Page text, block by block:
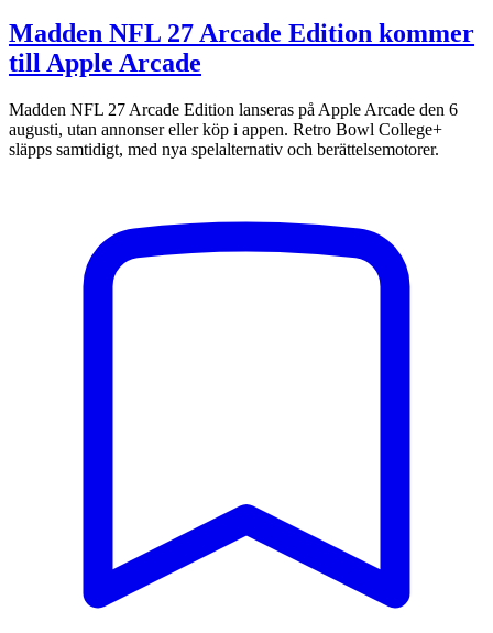
Madden NFL 27 Arcade Edition kommer
till Apple Arcade
Madden NFL 27 Arcade Edition lanseras på Apple Arcade den 6
augusti, utan annonser eller köp i appen. Retro Bowl College+
släpps samtidigt, med nya spelalternativ och berättelsemotorer.